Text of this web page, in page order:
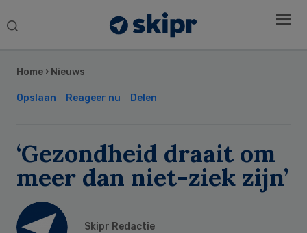
Search
Home › Nieuws
Opslaan Reageer nu Delen
‘Gezondheid draait om
meer dan niet-ziek zijn’
Skipr Redactie
Sidebar